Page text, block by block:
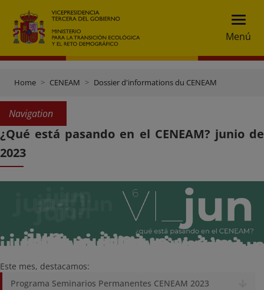
Menú
Home CENEAM Dossier d'informations du CENEAM
Navigation
¿Qué está pasando en el CENEAM? junio de
2023
Este mes, destacamos:
Programa Seminarios Permanentes CENEAM 2023